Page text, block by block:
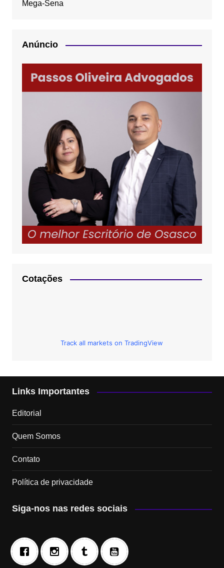
Mega-Sena
Anúncio
Cotações
Track all markets on TradingView
Links Importantes
Editorial
Quem Somos
Contato
Política de privacidade
Siga-nos nas redes sociais